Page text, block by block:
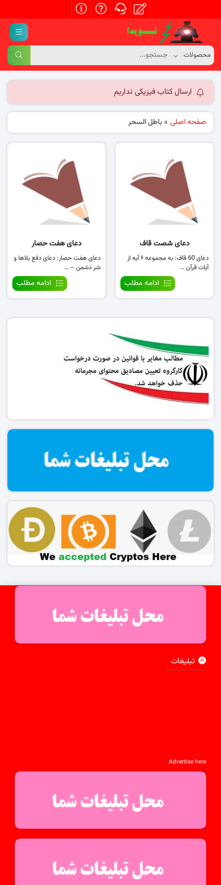
ارسال کتاب فیزیکی نداریم
صفحه اصلی » باطل السحر
دعای شصت قاف
دعای 60 قاف: به مجموعه ۶ آیه از
آیات قرآن …
ادامه مطلب
دعای هفت حصار
دعای هفت حصار: دعای دفع بلاها و
شر دشمن – …
ادامه مطلب
تبلیغات
Advertise here